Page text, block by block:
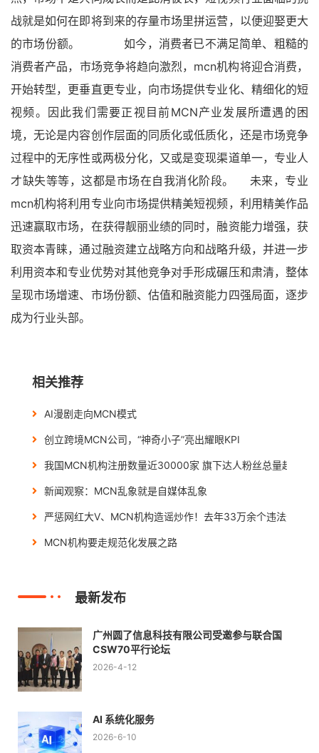
战就是如何在即将到来的存量市场里拼运营，以便迎娶更大
的市场份额。 如今，消费者已不满足简单、粗糙的
消费者产品，市场竞争将趋向激烈，mcn机构将迎合消费，
开始转型，更垂直更专业，向市场提供专业化、精细化的短
视频。因此我们需要正视目前MCN产业发展所遭遇的困
境，无论是内容创作层面的同质化或低质化，还是市场竞争
过程中的无序性或两极分化，又或是变现渠道单一，专业人
才缺失等等，这都是市场在自我消化阶段。 未来，专业
mcn机构将利用专业向市场提供精美短视频，利用精美作品
迅速赢取市场，在获得靓丽业绩的同时，融资能力增强，获
取资本青睐，通过融资建立战略方向和战略升级，并进一步
利用资本和专业优势对其他竞争对手形成碾压和肃清，整体
呈现市场增速、市场份额、估值和融资能力四强局面，逐步
成为行业头部。
相关推荐
AI漫剧走向MCN模式
创立跨境MCN公司，“神奇小子”亮出耀眼KPI
我国MCN机构注册数量近30000家 旗下达人粉丝总量超500
新闻观察：MCN乱象就是自媒体乱象
严惩网红大V、MCN机构造谣炒作！去年33万余个违法违规账
MCN机构要走规范化发展之路
最新发布
广州圆了信息科技有限公司受邀参与联合国
CSW70平行论坛
2026-4-12
AI 系统化服务
2026-6-10